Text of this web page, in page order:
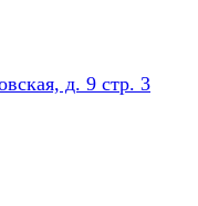
д. 9 стр. 3